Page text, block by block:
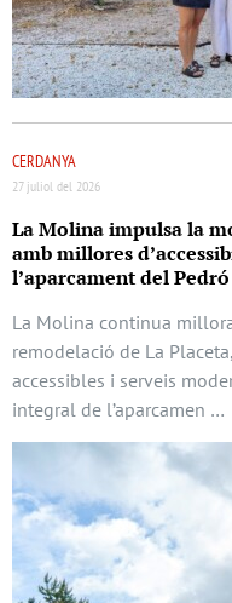
CERDANYA
27 juliol del 2026
La Molina impulsa la
amb millores
l’aparcament del Pedró
La Molina continua
remodelació de La
accessibles i serveis
integral de l’aparcamen …